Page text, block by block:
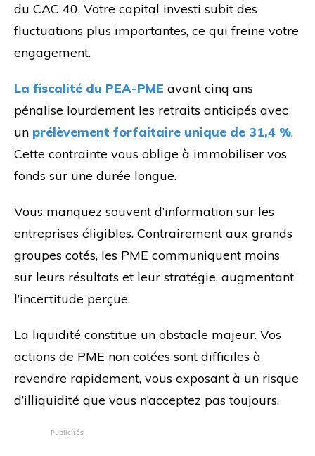
du CAC 40. Votre capital investi subit des
fluctuations plus importantes, ce qui freine votre
engagement.
La fiscalité du PEA-PME avant cinq ans
pénalise lourdement les retraits anticipés avec
un prélèvement forfaitaire unique de 31,4 %.
Cette contrainte vous oblige à immobiliser vos
fonds sur une durée longue.
Vous manquez souvent d’information sur les
entreprises éligibles. Contrairement aux grands
groupes cotés, les PME communiquent moins
sur leurs résultats et leur stratégie, augmentant
l’incertitude perçue.
La liquidité constitue un obstacle majeur. Vos
actions de PME non cotées sont difficiles à
revendre rapidement, vous exposant à un risque
d’illiquidité que vous n’acceptez pas toujours.
Publicités